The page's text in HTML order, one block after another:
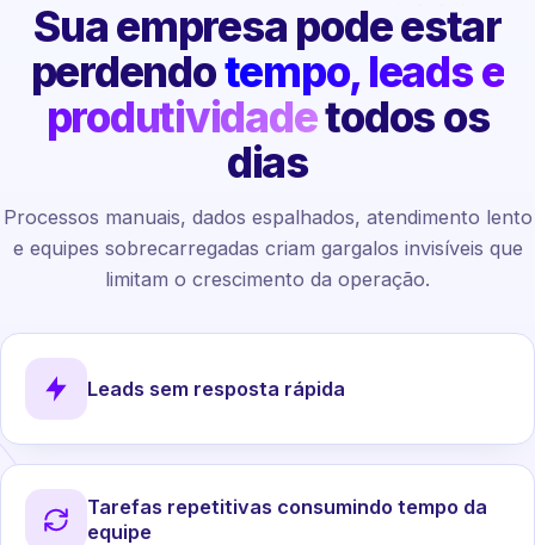
Sua empresa pode estar
perdendotempo, leads e
produtividadetodos os
dias
Processos manuais, dados espalhados, atendimento lento
e equipes sobrecarregadas criam gargalos invisíveis que
limitam o crescimento da operação.
Leads sem resposta rápida
Tarefas repetitivas consumindo tempo da
equipe